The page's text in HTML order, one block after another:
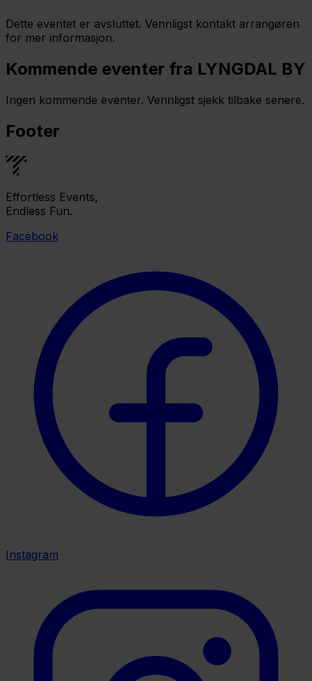
Dette eventet er avsluttet. Vennligst kontakt arrangøren
for mer informasjon.
Kommende eventer fra LYNGDAL BY
Ingen kommende eventer. Vennligst sjekk tilbake senere.
Footer
Effortless Events,
Endless Fun.
Facebook
Instagram